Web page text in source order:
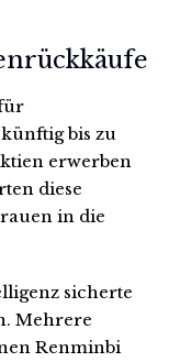
bis zu
erwerben
diese
in die
sicherte
Mehrere
Renminbi